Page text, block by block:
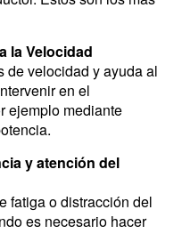
la Velocidad
de velocidad y ayuda al
en el
ejemplo mediante
y atención del
fatiga o distracción del
es necesario hacer